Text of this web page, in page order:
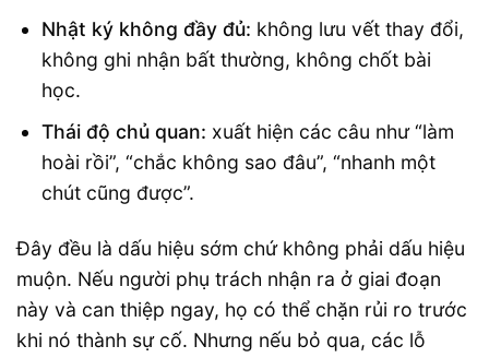
Nhật ký không đầy đủ: không lưu vết thay đổi,
không ghi nhận bất thường, không chốt bài
học.
Thái độ chủ quan: xuất hiện các câu như “làm
hoài rồi”, “chắc không sao đâu”, “nhanh một
chút cũng được”.
Đây đều là dấu hiệu sớm chứ không phải dấu hiệu
muộn. Nếu người phụ trách nhận ra ở giai đoạn
này và can thiệp ngay, họ có thể chặn rủi ro trước
khi nó thành sự cố. Nhưng nếu bỏ qua, các lỗ